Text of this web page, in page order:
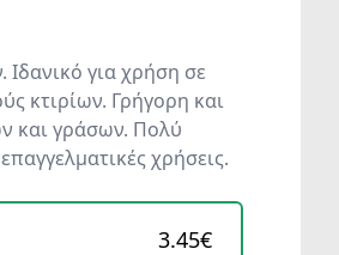
για χρήση σε
κτιρίων. Γρήγορη και
και γράσων. Πολύ
χρήσεις.
3.45€